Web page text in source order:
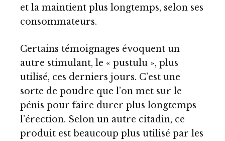
et la maintient plus longtemps, selon ses
consommateurs.
Certains témoignages évoquent un
autre stimulant, le « pustulu », plus
utilisé, ces derniers jours. C’est une
sorte de poudre que l’on met sur le
pénis pour faire durer plus longtemps
l’érection. Selon un autre citadin, ce
produit est beaucoup plus utilisé par les